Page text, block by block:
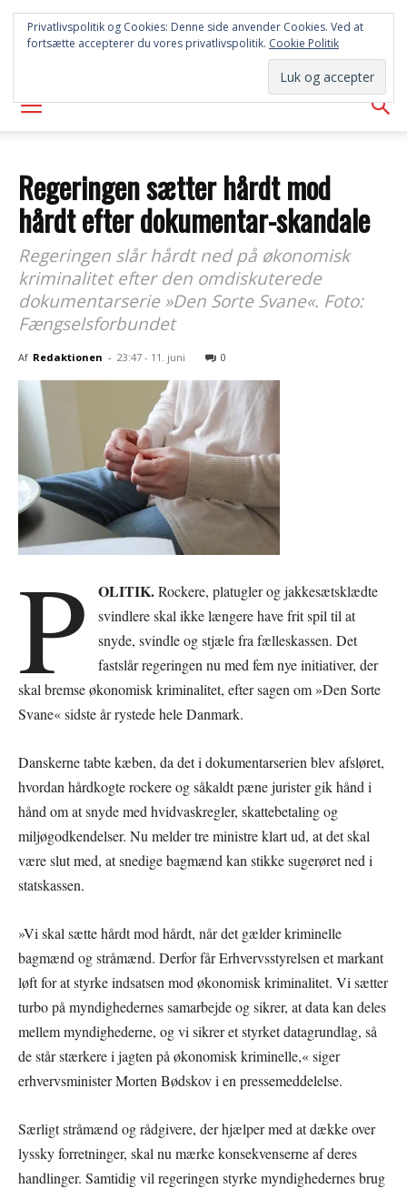
SYD
AVISEN
Regeringen sætter hårdt mod
hårdt efter dokumentar-skandale
Regeringen slår hårdt ned på økonomisk
kriminalitet efter den omdiskuterede
dokumentarserie »Den Sorte Svane«. Foto:
Fængselsforbundet
Af Redaktionen - 23:47 - 11. juni 0
P OLITIK.Rockere, platugler og jakkesætsklædte
svindlere skal ikke længere have frit spil til at
snyde, svindle og stjæle fra fælleskassen. Det
fastslår regeringen nu med fem nye initiativer, der
skal bremse økonomisk kriminalitet, efter sagen om »Den Sorte
Svane« sidste år rystede hele Danmark.
Danskerne tabte kæben, da det i dokumentarserien blev afsløret,
hvordan hårdkogte rockere og såkaldt pæne jurister gik hånd i
hånd om at snyde med hvidvaskregler, skattebetaling og
miljøgodkendelser. Nu melder tre ministre klart ud, at det skal
være slut med, at snedige bagmænd kan stikke sugerøret ned i
statskassen.
»Vi skal sætte hårdt mod hårdt, når det gælder kriminelle
bagmænd og stråmænd. Derfor får Erhvervsstyrelsen et markant
løft for at styrke indsatsen mod økonomisk kriminalitet. Vi sætter
turbo på myndighedernes samarbejde og sikrer, at data kan deles
mellem myndighederne, og vi sikrer et styrket datagrundlag, så
de står stærkere i jagten på økonomisk kriminelle,« siger
erhvervsminister Morten Bødskov i en pressemeddelelse.
Særligt stråmænd og rådgivere, der hjælper med at dække over
lyssky forretninger, skal nu mærke konsekvenserne af deres
handlinger. Samtidig vil regeringen styrke myndighedernes brug
Privatlivspolitik og Cookies: Denne side anvender Cookies. Ved at
fortsætte accepterer du vores privatlivspolitik. Cookie Politik